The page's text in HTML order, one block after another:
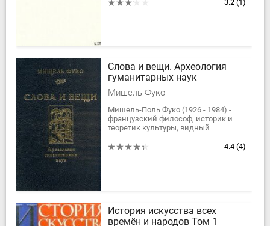
3.2 (1)
Слова и вещи. Археология
гуманитарных наук
Мишель Фуко
Мишель-Поль Фуко (1926 - 1984) -
французский философ, историк и
теоретик культуры, видный
французского структурализма.
4.4 (4)
История искусства всех
времён и народов Том 1